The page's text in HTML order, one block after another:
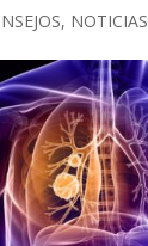
, NOTICIAS